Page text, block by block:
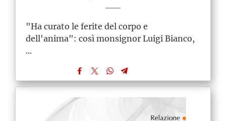
"Ha curato le ferite del corpo e
dell'anima": così monsignor Luigi Bianco,
...